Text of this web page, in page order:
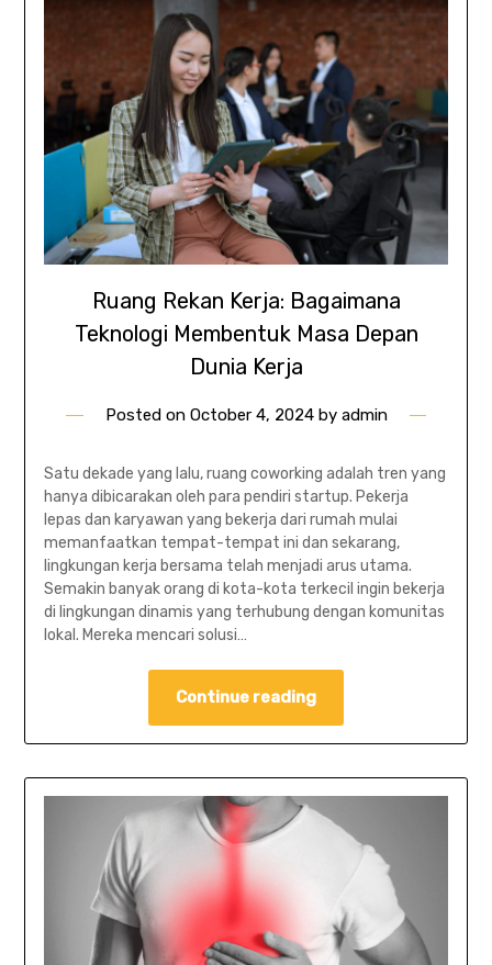
Ruang Rekan Kerja: Bagaimana
Teknologi Membentuk Masa Depan
Dunia Kerja
Posted on October 4, 2024by admin
Satu dekade yang lalu, ruang coworking adalah tren yang
hanya dibicarakan oleh para pendiri startup. Pekerja
lepas dan karyawan yang bekerja dari rumah mulai
memanfaatkan tempat-tempat ini dan sekarang,
lingkungan kerja bersama telah menjadi arus utama.
Semakin banyak orang di kota-kota terkecil ingin bekerja
di lingkungan dinamis yang terhubung dengan komunitas
lokal. Mereka mencari solusi…
Continue reading